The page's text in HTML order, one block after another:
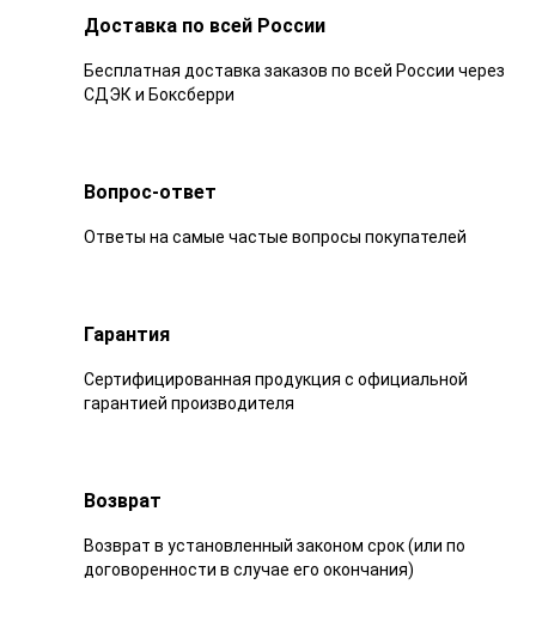
Доставка по всей России
Бесплатная доставка заказов по всей России через
СДЭК и Боксберри
Вопрос-ответ
Ответы на самые частые вопросы покупателей
Гарантия
Сертифицированная продукция с официальной
гарантией производителя
Возврат
Возврат в установленный законом срок (или по
договоренности в случае его окончания)